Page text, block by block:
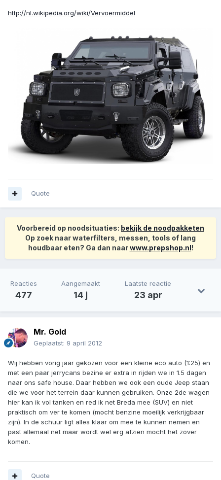
http://nl.wikipedia.org/wiki/Vervoermiddel
Quote
Voorbereid op noodsituaties: bekijk de noodpakketen
Op zoek naar waterfilters, messen, tools of lang
houdbaar eten? Ga dan naarwww.prepshop.nl!
Reacties
477
Aangemaakt
14 j
Laatste reactie
23 apr
Mr. Gold
Geplaatst: 9 april 2012
Wij hebben vorig jaar gekozen voor een kleine eco auto (1:25) en
met een paar jerrycans bezine er extra in rijden we in 1.5 dagen
naar ons safe house. Daar hebben we ook een oude Jeep staan
die we voor het terrein daar kunnen gebruiken. Onze 2de wagen
hier kan ik vol tanken en red ik net Breda mee (SUV) en niet
praktisch om ver te komen (mocht benzine moeilijk verkrijgbaar
zijn). In de schuur ligt alles klaar om mee te kunnen nemen en
past allemaal net maar wordt wel erg afzien mocht het zover
komen.
Quote